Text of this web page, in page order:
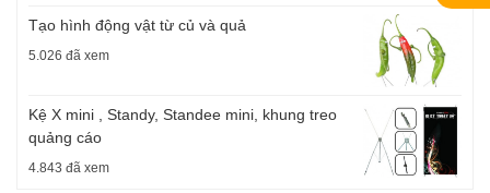
Tạo hình động vật từ củ và quả
5.026 đã xem
Kệ X mini , Standy, Standee mini, khung treo
quảng cáo
4.843 đã xem